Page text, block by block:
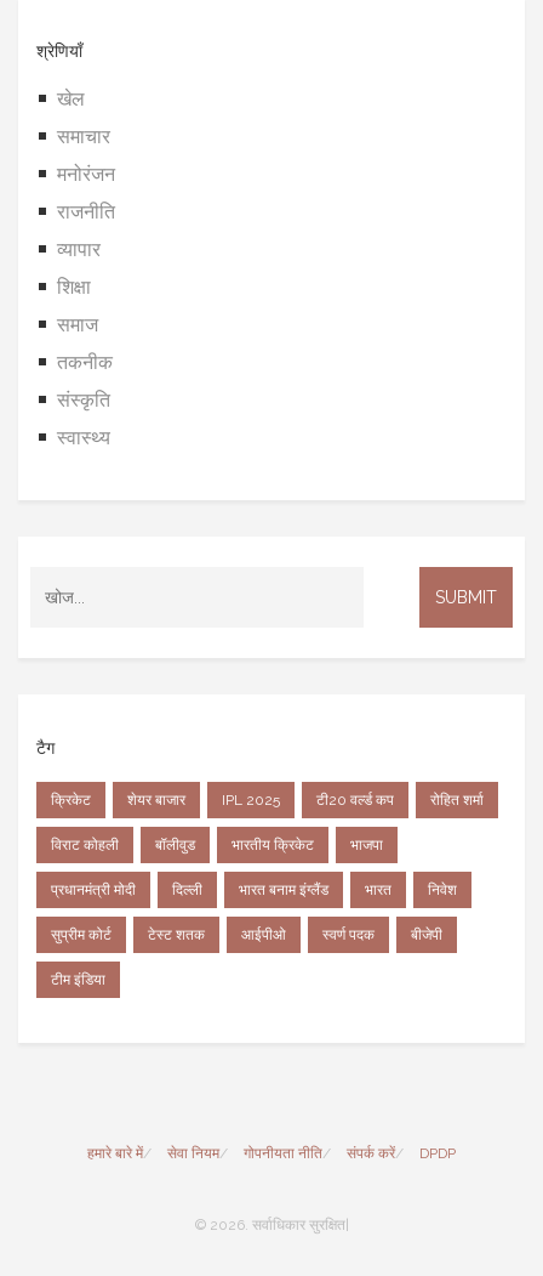
श्रेणियाँ
खेल
समाचार
मनोरंजन
राजनीति
व्यापार
शिक्षा
समाज
तकनीक
संस्कृति
स्वास्थ्य
टैग
क्रिकेट शेयर बाजार IPL 2025 टी20 वर्ल्ड कप रोहित शर्मा
विराट कोहली बॉलीवुड भारतीय क्रिकेट भाजपा
प्रधानमंत्री मोदी दिल्ली भारत बनाम इंग्लैंड भारत निवेश
सुप्रीम कोर्ट टेस्ट शतक आईपीओ स्वर्ण पदक बीजेपी
टीम इंडिया
हमारे बारे में सेवा नियम गोपनीयता नीति संपर्क करें DPDP
© 2026. सर्वाधिकार सुरक्षित|